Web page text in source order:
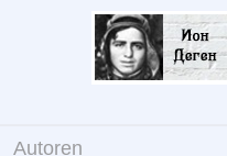
Autoren